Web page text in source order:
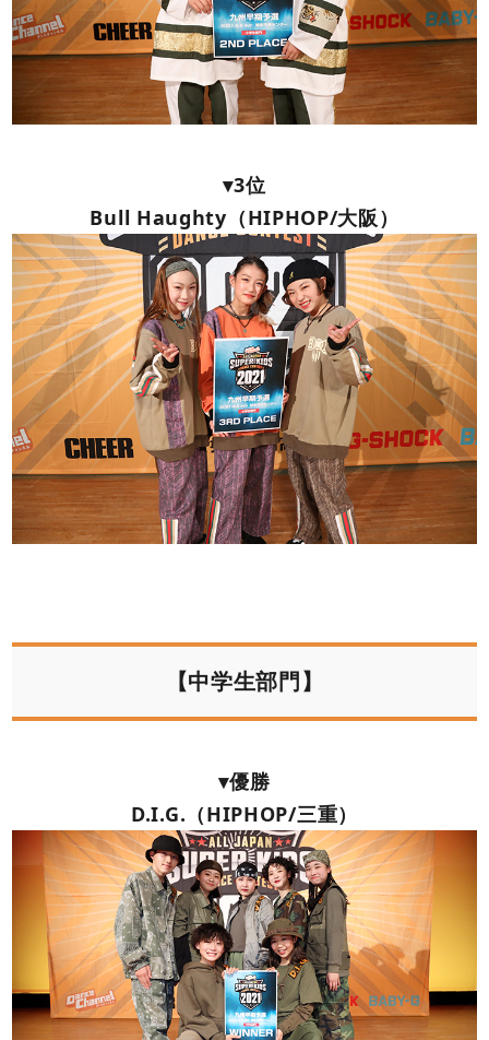
▾3位
Bull Haughty（HIPHOP/大阪）
【中学生部門】
▾優勝
D.I.G.（HIPHOP/三重）